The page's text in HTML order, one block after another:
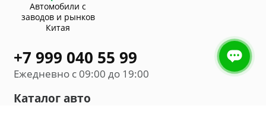
Автомобили с
заводов и рынков
Китая
+7 999 040 55 99
Ежедневно с 09:00 до 19:00
Каталог авто